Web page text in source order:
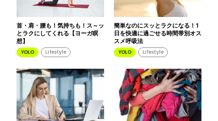
首・肩・腰も！気持ちも！ス～ッ
とラクにしてくれる【ヨーガ瞑
想】
YOLO Lifestyle
簡単なのにスッとラクになる！1
日を快適に過ごせる時間帯別オス
スメ呼吸法
YOLO Lifestyle